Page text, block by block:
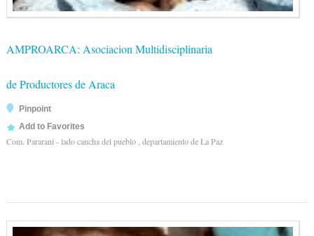
AMPROARCA: Asociacion Multidisciplinaria
de Productores de Araca
Pinpoint
Add to Favorites
Com. Pararani - lado cancha del pueblo , departamiento de La Paz